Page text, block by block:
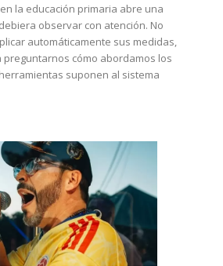
la educación primaria abre una
observar con atención. No
automáticamente sus medidas,
preguntarnos cómo abordamos los
suponen al sistema